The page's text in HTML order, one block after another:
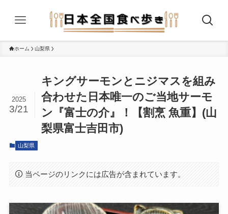
ホーム 山梨県
キングサーモンとニジマスを組み
合わせた日本唯一のご当地サーモ
ン『富士の介』！【割烹 魚重】(山
梨県富士吉田市)
2025
3/21
山梨県
当ページのリンクには広告が含まれています。